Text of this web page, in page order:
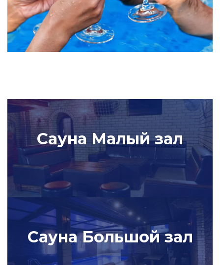
Сауна Малый зал
Сауна Большой зал